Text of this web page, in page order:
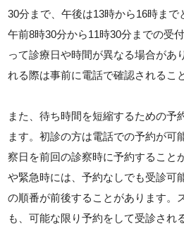
30分まで、午後は13時から16時ま
午前8時30分から11時30分までの受
って診療日や時間が異なる場合があ
れる際は事前に電話で確認されるこ
また、待ち時間を短縮するための予
ます。初診の方は電話での予約が可
察日を前回の診察時に予約すること
や緊急時には、予約なしでも受診可
の順番が前後することがあります。
も、可能な限り予約をして受診され